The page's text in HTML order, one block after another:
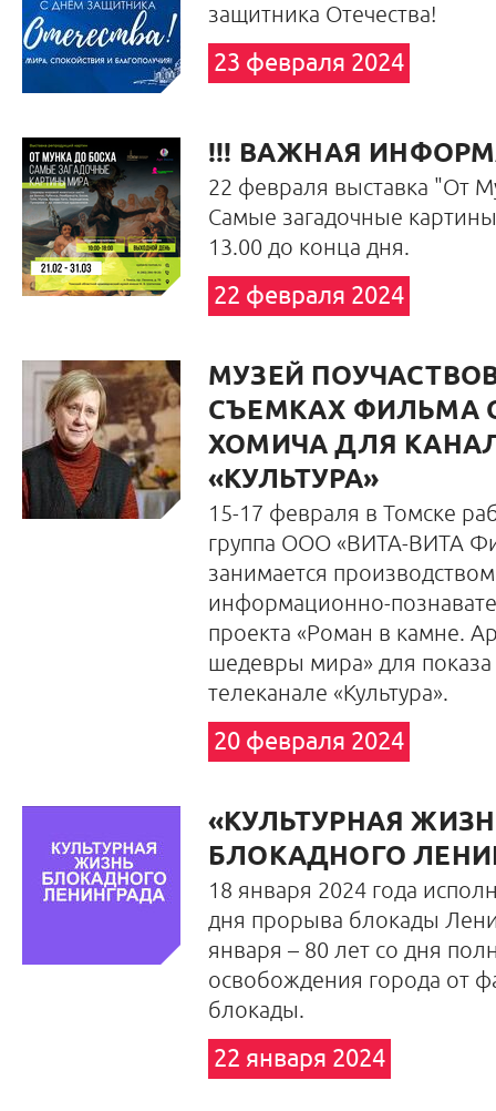
защитника Отечества!
23 февраля 2024
!!! ВАЖНАЯ
22 февраля выставка "От
Самые загадочные
13.00 до конца дня.
22 февраля 2024
МУЗЕЙ
СЪЕМКАХ ФИЛЬМА
ХОМИЧА ДЛЯ
«КУЛЬТУРА»
15-17 февраля в Томске
группа ООО «ВИТА-ВИТА
занимается
информационно-
проекта «Роман в камне.
шедевры мира» для
телеканале «Культура».
20 февраля 2024
«КУЛЬТУРНАЯ
БЛОКАДНОГО
18 января 2024 года
дня прорыва блокады
января – 80 лет со дня
освобождения города от
блокады.
22 января 2024